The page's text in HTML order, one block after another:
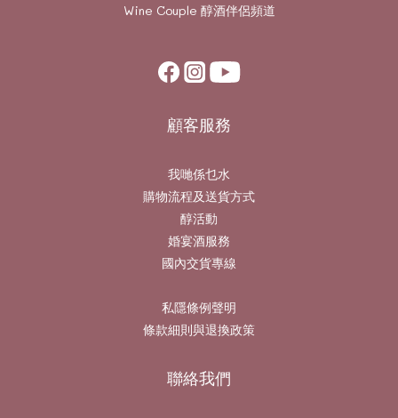
Wine Couple 醇酒伴侶頻道
顧客服務
我哋係乜水
購物流程及送貨方式
醇活動
婚宴酒服務
國內交貨專線
私隱條例聲明
條款細則與退換政策
聯絡我們